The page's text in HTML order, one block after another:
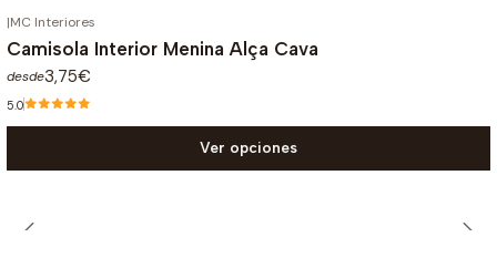
|MC Interiores
Camisola Interior Menina Alça Cava
desde3,75€
5.0
Ver opciones